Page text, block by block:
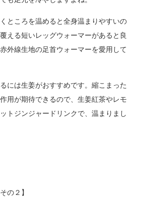
くところを温めると全身温まりやすいの
える短いレッグウォーマーがあると良
外線生地の足首ウォーマーを愛用して
には生姜がおすすめです。縮こまった
用が期待できるので、生姜紅茶やレモ
トジンジャードリンクで、温まりまし
の２】